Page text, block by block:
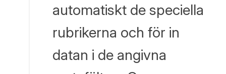
automatiskt de speciella
rubrikerna och för in
datan i de angivna